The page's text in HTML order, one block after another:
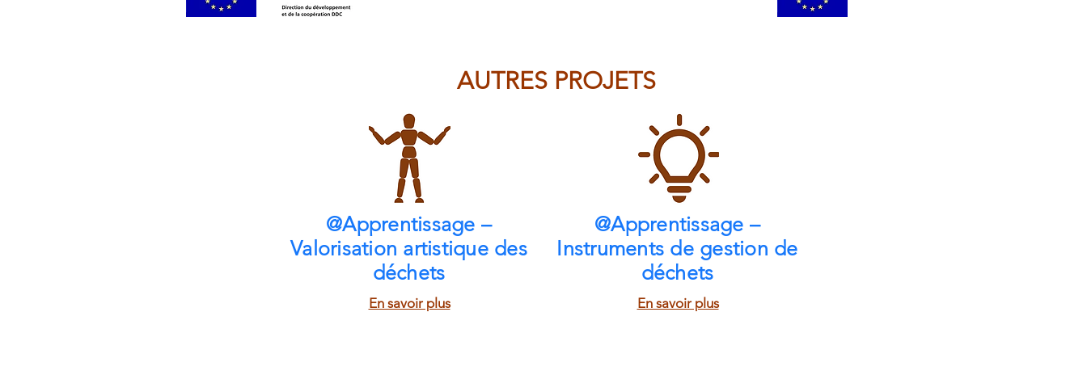
AUTRES PROJETS
@Apprentissage –
Valorisation artistique des
déchets
En savoir plus
@Apprentissage –
Instruments de gestion de
déchets
En savoir plus